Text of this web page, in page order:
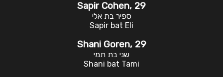
Sapir Cohen, 29
ספיר בת אלי
Sapir bat Eli
Shani Goren, 29
שני בת תמי
Shani bat Tami